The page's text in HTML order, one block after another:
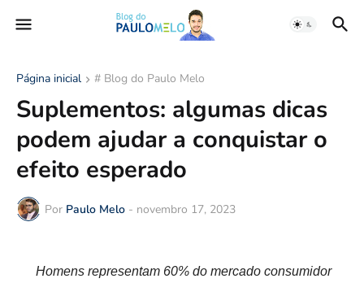
Página inicial # Blog do Paulo Melo
Suplementos: algumas dicas
podem ajudar a conquistar o
efeito esperado
Por Paulo Melo - novembro 17, 2023
Homens representam 60% do mercado consumidor